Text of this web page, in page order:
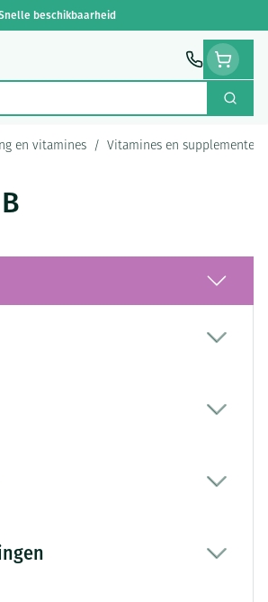
beschikbaarheid
Zoek
en vitamines / Vitamines en supplementen